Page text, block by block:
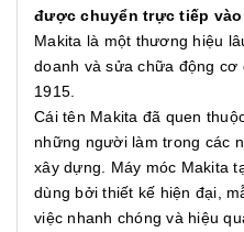
được chuyển trực tiếp
Makita là một thương hiệu
doanh và sửa chữa động cơ
1915.
Cái tên Makita đã quen
những người làm trong các
xây dựng. Máy móc Makita
dùng bởi thiết kế hiện đại,
việc nhanh chóng và hiệu